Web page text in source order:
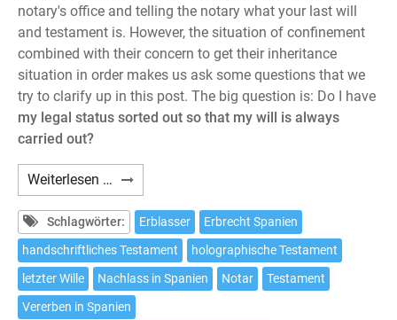
notary's office and telling the notary what your last will
and testament is. However, the situation of confinement
combined with their concern to get their inheritance
situation in order makes us ask some questions that we
try to clarify up in this post. The big question is: Do I have
my legal status sorted out so that my will is always
carried out?
Weiterlesen … How
to
make
a
will
in
Spain
Schlagwörter: Erblasser
Erbrecht Spanien
handschriftliches Testament
holographische Testament
letzter Wille
Nachlass in Spanien Notar
Testament
Vererben in Spanien